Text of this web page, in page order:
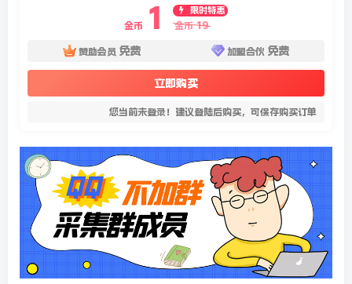
金币 1
限时特惠
金币 19
赞助会员 免费 加盟合伙 免费
立即购买
您当前未登录！建议登陆后购买，可保存购买订单